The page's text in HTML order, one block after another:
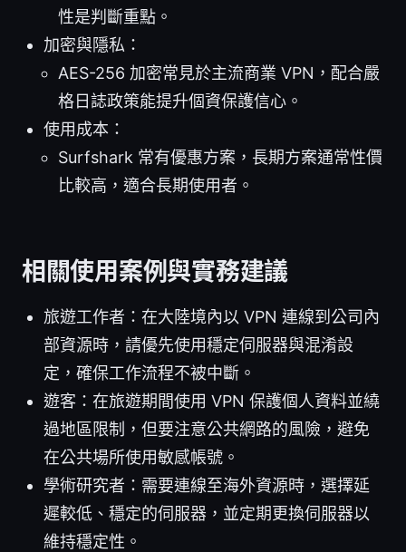
性是判斷重點。
加密與隱私：
AES-256 加密常見於主流商業 VPN，配合嚴
格日誌政策能提升個資保護信心。
使用成本：
Surfshark 常有優惠方案，長期方案通常性價
比較高，適合長期使用者。
相關使用案例與實務建議
旅遊工作者：在大陸境內以 VPN 連線到公司內
部資源時，請優先使用穩定伺服器與混淆設
定，確保工作流程不被中斷。
遊客：在旅遊期間使用 VPN 保護個人資料並繞
過地區限制，但要注意公共網路的風險，避免
在公共場所使用敏感帳號。
學術研究者：需要連線至海外資源時，選擇延
遲較低、穩定的伺服器，並定期更換伺服器以
維持穩定性。